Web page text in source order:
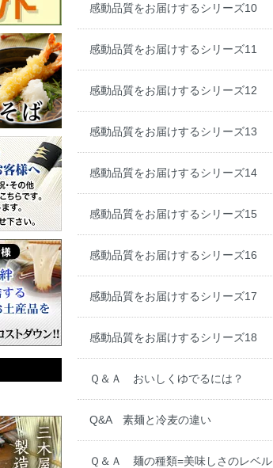
感動品質をお届けするシリーズ10
感動品質をお届けするシリーズ11
感動品質をお届けするシリーズ12
感動品質をお届けするシリーズ13
感動品質をお届けするシリーズ14
感動品質をお届けするシリーズ15
感動品質をお届けするシリーズ16
感動品質をお届けするシリーズ17
感動品質をお届けするシリーズ18
Ｑ＆Ａ おいしくゆでるには？
Q&A 素麺と冷麦の違い
Ｑ＆Ａ 麺の種類=美味しさのレベル